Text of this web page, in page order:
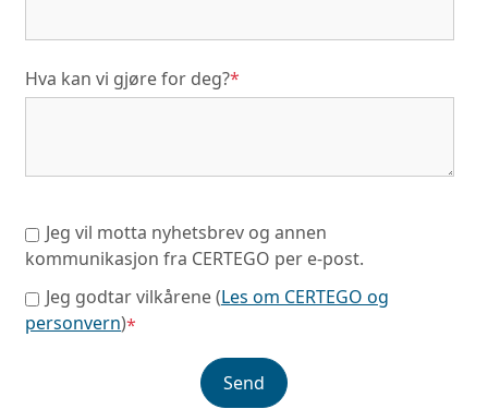
Hva kan vi gjøre for deg?*
Jeg vil motta nyhetsbrev og annen
kommunikasjon fra CERTEGO per e-post.
Jeg godtar vilkårene (Les om CERTEGO og
personvern)*